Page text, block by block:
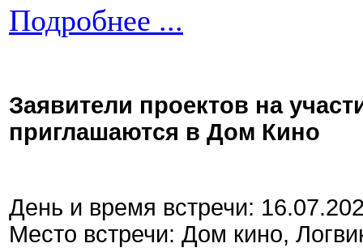
Подробнее ...
Заявители проектов на
приглашаются в Дом Кино
День и время встречи:
Место встречи: Дом кино,